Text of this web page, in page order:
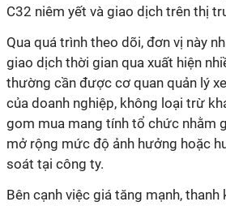
C32 niêm yết và giao dịch trên thị
Qua quá trình theo dõi, đơn vị này
giao dịch thời gian qua xuất hiện
thường cần được cơ quan quản lý
của doanh nghiệp, không loại trừ
gom mua mang tính tổ chức nhằm
mở rộng mức độ ảnh hưởng hoặc
soát tại công ty.
Bên cạnh việc giá tăng mạnh,